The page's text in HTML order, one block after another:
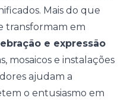
Mais do que
transformam em
e expressão
mosaicos e instalações
ajudam a
o entusiasmo em